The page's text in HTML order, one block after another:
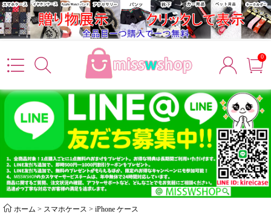
0
ホーム > スマホケース >iPhone ケース